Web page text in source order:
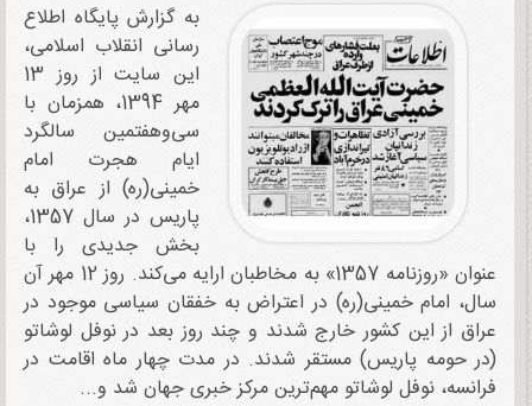
به گزارش پایگاه اطلاع
رسانی انقلاب اسلامی،
این سایت از روز 13
مهر 1394، همزمان با
سی‌وهفتمین سالگرد
ایام هجرت امام
خمینی(ره) از عراق به
پاریس در سال 1357،
بخش جدیدی را با
عنوان «روزنامه 1357» به مخاطبان ارایه می‌کند. روز 12 مهر آن
سال، امام خمینی(ره) در اعتراض به خفقان سیاسی موجود در
عراق از این کشور خارج شدند و چند روز بعد در نوفل لوشاتو
(در حومه پاریس) مستقر شدند. در مدت چهار ماه اقامت در
فرانسه، نوفل لوشاتو مهم‌ترین مرکز خبری جهان شد و...